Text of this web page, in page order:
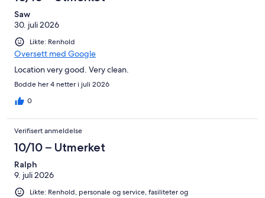
Saw
30. juli 2026
Likte: Renhold
Oversett med Google
Location very good. Very clean.
Bodde her 4 netter i juli 2026
0
Verifisert anmeldelse
10/10 – Utmerket
Ralph
9. juli 2026
Likte: Renhold, personale og service, fasiliteter og